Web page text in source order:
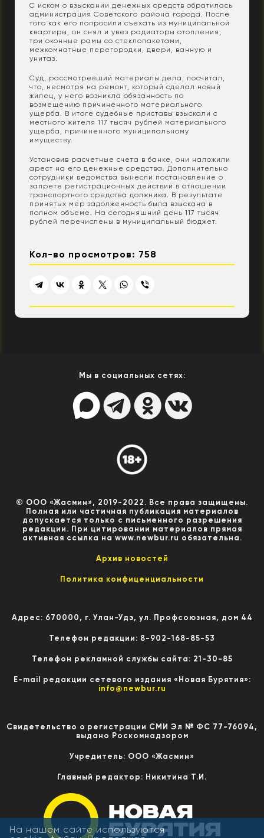
С иском о взыскании денежных средств обратилась
администрация Советского района города. После
того как его попросили съехать из муниципальной
квартиры, он снял и увез радиаторы отопления,
три оконные рамы со стеклопакетами,
межкомнатные перегородки, двери, ванную и
унитаз.
Суд, рассмотревший материалы дела, посчитал,
что, несмотря на ремонт, который сделал новый
жилец, у него возникла обязанность по
возмещению причиненного материального
ущерба. В итоге судебные приставы взыскали с
местного жителя 117 тысяч рублей материального
ущерба, причиненного муниципальному
имуществу.
Установив расчетные счета в банке, они наложили
арест на его денежные средства. Дополнительно
сотрудники ведомства вынесли постановление о
запрете регистрационных действий в отношении
транспортного средства должника. В результате
принятых мер задолженность была взыскана в
полном объеме. На сегодняшний день 117 тысяч
рублей перечислены в муниципальный бюджет.
Кол-во просмотров: 758
Мы в социальных сетях:
© ООО «Жасмин», 2019-2022. Все права защищены.
Полная или частичная публикация материалов
допускается только с письменного разрешения
редакции. При цитировании материалов прямая
активная ссылка на www.newbur.ru обязательна.
Архив новостей
Политика конфиценциальности
Адрес: 670000, г. Улан-Удэ, ул. Профсоюзная, дом 44
Телефон редакции: 8-902-168-85-53
Телефон рекламной службы сайта: 21-30-85
E-mail редакции сетевого издания «Новая Бурятия»:
info@newbur.ru
Свидетельство о регистрации СМИ Эл № ФС 77-76094,
выдано Роскомнадзором
Учредитель: ООО «Жасмин»
Главный редактор: Никитина Т.И.
На нашем сайте используются